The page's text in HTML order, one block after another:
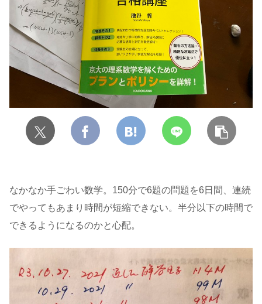
なかなか手ごわい数学。150分で6題の問題を6日間、連続
でやってもあまり時間が短縮できない。半分以下の時間で
できるようになるのかと心配。